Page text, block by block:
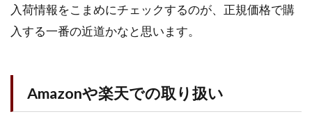
入荷情報をこまめにチェックするのが、正規価格で購
入する一番の近道かなと思います。
Amazonや楽天での取り扱い